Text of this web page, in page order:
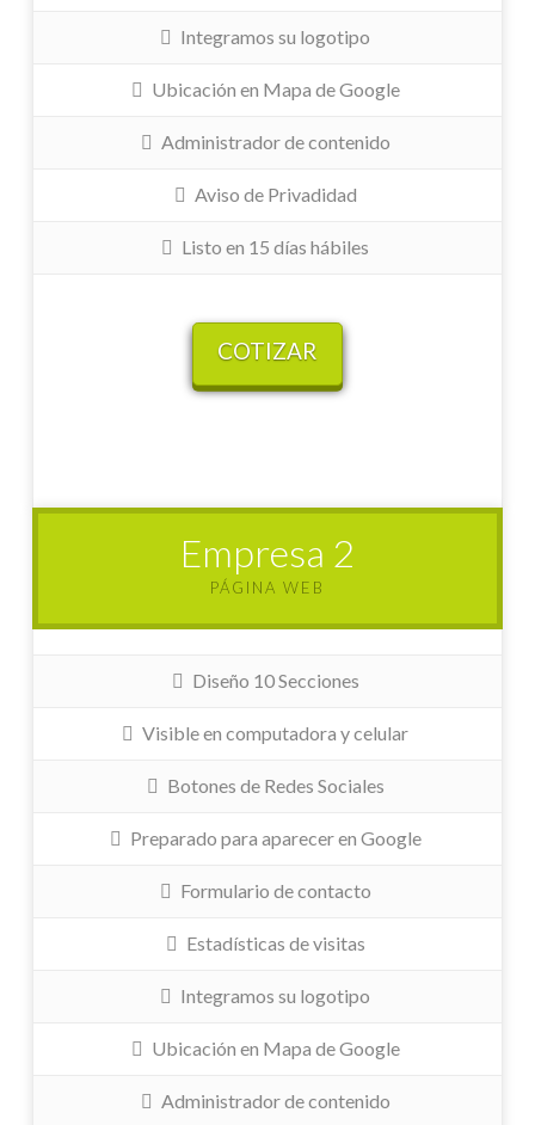
Integramos su logotipo
Ubicación en Mapa de Google
Administrador de contenido
Aviso de Privadidad
Listo en 15 días hábiles
COTIZAR
Empresa 2
PÁGINA WEB
Diseño 10 Secciones
Visible en computadora y celular
Botones de Redes Sociales
Preparado para aparecer en Google
Formulario de contacto
Estadísticas de visitas
Integramos su logotipo
Ubicación en Mapa de Google
Administrador de contenido